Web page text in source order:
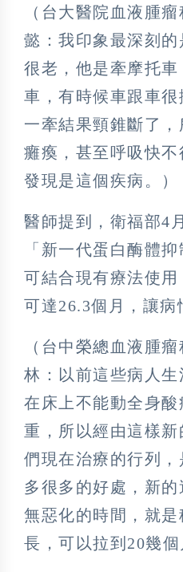
（台大醫院血液腫
懿：我印象最深刻
很老，他是牽摩托
車，有時候車跟車很
一牽結果頸錐斷了
癱瘓，甚至呼吸快
發現是這個疾病。）
醫師提到，衛福部4
「新一代蛋白酶體
可結合現有療法使
可達26.3個月，讓病
（台中榮總血液腫
林：以前這些病人
在床上不能動全身
重，所以經由這樣
們現在治療的行列
多很多的好處，新
無惡化的時間，就
長，可以拉到20幾個